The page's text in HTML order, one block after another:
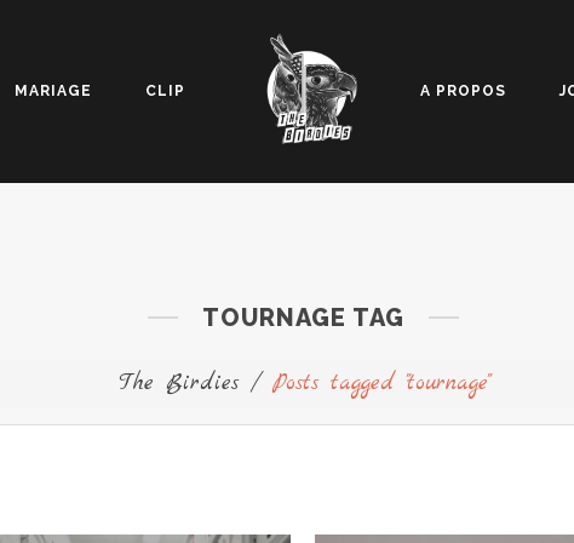
MARIAGE CLIP A PROPOS
TOURNAGE TAG
The Birdies/Posts tagged "tournage"